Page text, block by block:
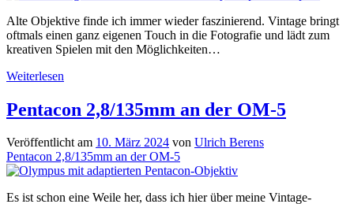
Alte Objektive finde ich immer wieder faszinierend. Vintage bringt
oftmals einen ganz eigenen Touch in die Fotografie und lädt zum
kreativen Spielen mit den Möglichkeiten…
Weiterlesen
Vintage
Objektive
und
Domiplan
Pentacon 2,8/135mm an der OM-5
Veröffentlicht am 10. März 2024 von Ulrich Berens
Pentacon 2,8/135mm an der OM-5
Es ist schon eine Weile her, dass ich hier über meine Vintage-